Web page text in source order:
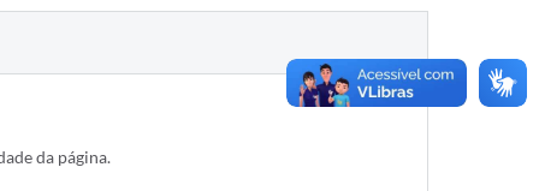
da página.